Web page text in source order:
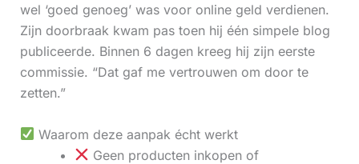
wel ‘goed genoeg’ was voor online geld verdienen.
Zijn doorbraak kwam pas toen hij één simpele blog
publiceerde. Binnen 6 dagen kreeg hij zijn eerste
commissie. “Dat gaf me vertrouwen om door te
zetten.”
Waarom deze aanpak écht werkt
Geen producten inkopen of